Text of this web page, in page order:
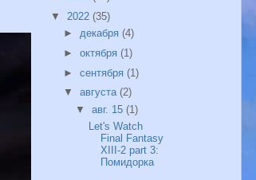
▼ 2022 (35)
► декабря (4)
► октября (1)
► сентября (1)
▼ августа (2)
▼авг. 15(1)
Let's Watch
Final Fantasy
XIII-2 part 3:
Помидорка